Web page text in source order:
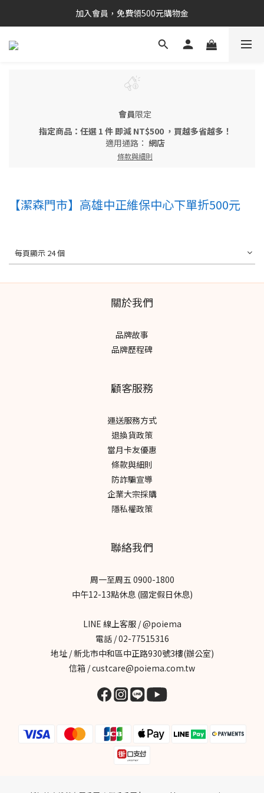
加入會員，免費領500元購物金
會員限定
指定商品：任選 1 件 即減 NT$500 ，買越多省越多！
適用通路： 網店
條款與細則
【潔森門市】高雄中正維保中心下單折500元
每頁顯示 24 個
關於我們
品牌故事
品牌歷程碑
顧客服務
運送服務方式
退換貨政策
當月卡友優惠
條款與細則
防詐騙宣導
企業大宗採購
隱私權政策
聯絡我們
周一至周五 0900-1800
中午12-13點休息 (國定假日休息)
LINE 線上客服 / @poiema
電話 / 02-77515316
地址 / 新北市中和區中正路930號3樓(辦公室)
信箱 / custcare@poiema.com.tw